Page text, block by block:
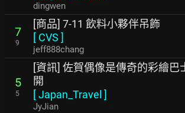
dingwen
7
9
[商品] 7-11 飲料小夥伴吊飾
[ CVS ]
jeff888chang
5
5
[資訊] 佐賀偶像是傳奇的彩繪巴
開
[Japan_Travel ]
JyJian